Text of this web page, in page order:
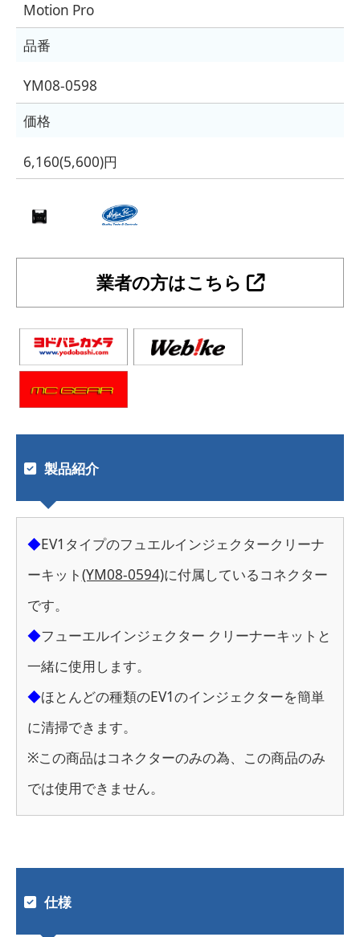
Motion Pro
品番
YM08-0598
価格
6,160(5,600)円
業者の方はこちら
製品紹介
◆EV1タイプのフュエルインジェクタークリーナ
ーキット(YM08-0594)に付属しているコネクター
です。
◆フューエルインジェクター クリーナーキットと
一緒に使用します。
◆ほとんどの種類のEV1のインジェクターを簡単
に清掃できます。
※この商品はコネクターのみの為、この商品のみ
では使用できません。
仕様